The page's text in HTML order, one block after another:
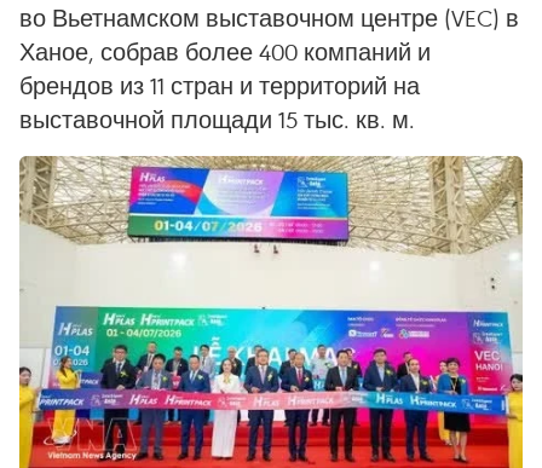
во Вьетнамском выставочном центре (VEC) в
Ханое, собрав более 400 компаний и
брендов из 11 стран и территорий на
выставочной площади 15 тыс. кв. м.